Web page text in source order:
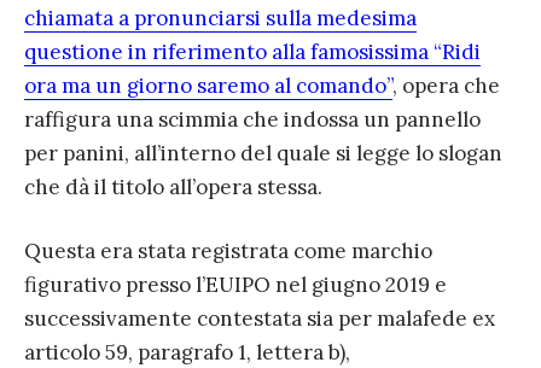
chiamata a pronunciarsi sulla medesima
questione in riferimento alla famosissima “Ridi
ora ma un giorno saremo al comando”, opera che
raffigura una scimmia che indossa un pannello
per panini, all’interno del quale si legge lo slogan
che dà il titolo all’opera stessa.
Questa era stata registrata come marchio
figurativo presso l’EUIPO nel giugno 2019 e
successivamente contestata sia per malafede ex
articolo 59, paragrafo 1, lettera b),